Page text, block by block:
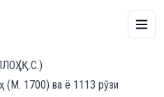
(Қ.С.)
(М. 1700) ва ё 1113 рӯзи